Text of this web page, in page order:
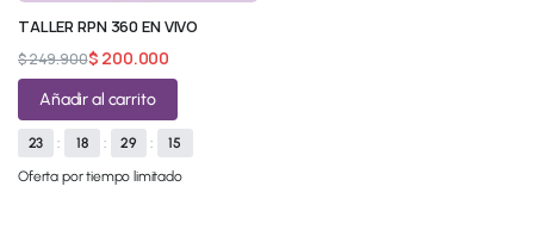
TALLER RPN 360 EN VIVO
$249.900$ 200.000
Añadir al carrito
23 : 18 : 29 :
15
Oferta por tiempo limitado